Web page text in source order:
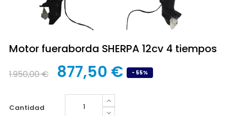
Motor fueraborda SHERPA 12cv 4 tiempos
1.950,00 € 877,50 € - 55%
cantidad